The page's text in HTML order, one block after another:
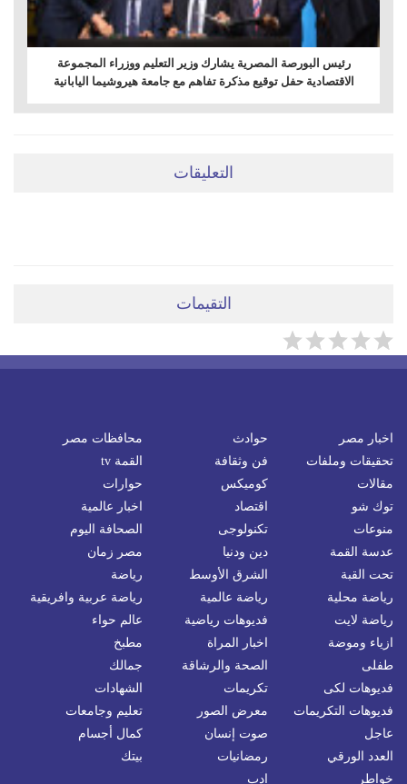
رئيس البورصة المصرية يشارك وزير التعليم ووزراء المجموعة
الاقتصادية حفل توقيع مذكرة تفاهم مع جامعة هيروشيما اليابانية
التعليقات
التقيمات
اخبار مصر حوادث
محافظات مصر
تحقيقات وملفات
فن وثقافة
القمة tv
مقالات
كوميكس
حوارات
توك شو
اقتصاد
اخبار عالمية
منوعات
تكنولوجى
الصحافة اليوم
عدسة القمة
دين ودنيا
مصر زمان
تحت القبة
الشرق الأوسط
رياضة
رياضة محلية
رياضة عالمية
رياضة عربية وافريقية
رياضة لايت
فديوهات رياضية
عالم حواء
ازياء وموضة
اخبار المراة
مطبخ
طفلى
الصحة والرشاقة
جمالك
فديوهات لكى
تكريمات
الشهادات
فديوهات التكريمات
معرض الصور
تعليم وجامعات
عاجل
صوت إنسان
كمال أجسام
العدد الورقي
رمضانيات
بيتك
خواطر
ادب